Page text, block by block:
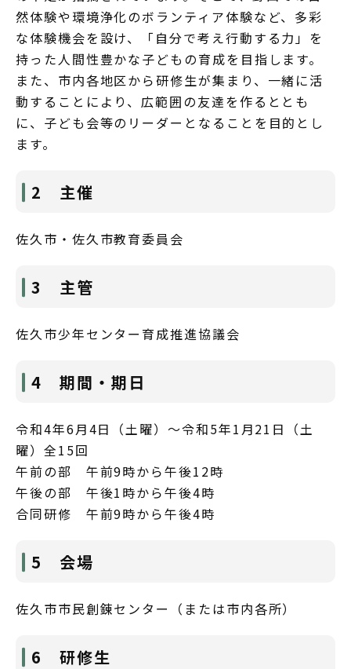
然体験や環境浄化のボランティア体験など、多彩
な体験機会を設け、「自分で考え行動する力」を
持った人間性豊かな子どもの育成を目指します。
また、市内各地区から研修生が集まり、一緒に活
動することにより、広範囲の友達を作るととも
に、子ども会等のリーダーとなることを目的とし
ます。
2 主催
佐久市・佐久市教育委員会
3 主管
佐久市少年センター育成推進協議会
4 期間・期日
令和4年6月4日（土曜）～令和5年1月21日（土
曜）全15回
午前の部 午前9時から午後12時
午後の部 午後1時から午後4時
合同研修 午前9時から午後4時
5 会場
佐久市市民創錬センター（または市内各所）
6 研修生